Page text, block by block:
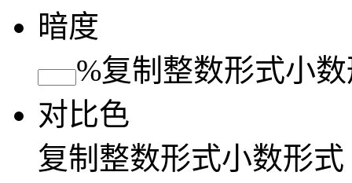
暗度
%复制 整数形式小
对比色
复制 整数形式小数形式